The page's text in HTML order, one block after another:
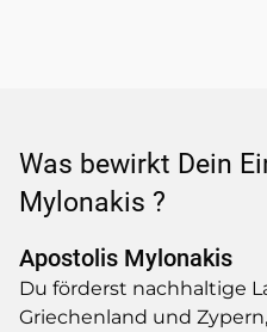
Was bewirkt Dein
Mylonakis ?
Apostolis Mylonakis
Du förderst nachhaltige
Griechenland und